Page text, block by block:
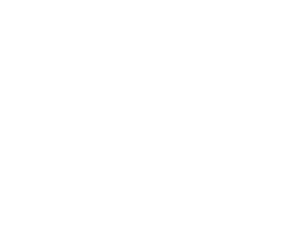
påverkar klimatet motsvarande utsläppen av 3.9